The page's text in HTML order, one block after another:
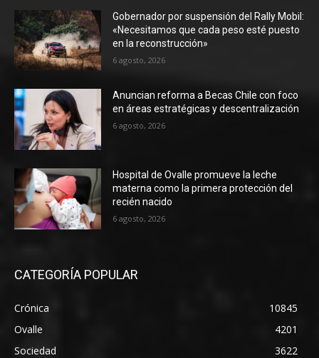
Gobernador por suspensión del Rally Mobil:
«Necesitamos que cada peso esté puesto
en la reconstrucción»
6 agosto, 2026
Anuncian reforma a Becas Chile con foco
en áreas estratégicas y descentralización
6 agosto, 2026
Hospital de Ovalle promueve la leche
materna como la primera protección del
recién nacido
6 agosto, 2026
CATEGORÍA POPULAR
Crónica
10845
Ovalle
4201
Sociedad
3622